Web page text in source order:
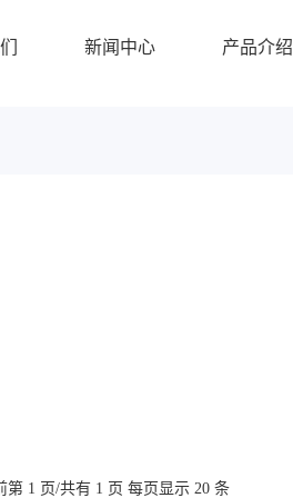
新闻中心 产品介绍
第 1 页/共有 1 页 每页显示 20 条